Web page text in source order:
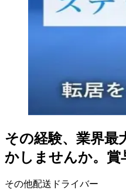
その経験、業界最
かしませんか。賞
その他配送ドライバー